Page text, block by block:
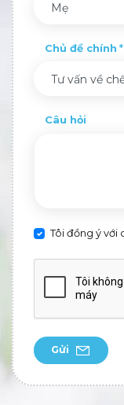
Mẹ
Chủ đề chính
Tư vấn về
Câu hỏi
Tôi đồng ý
Gửi